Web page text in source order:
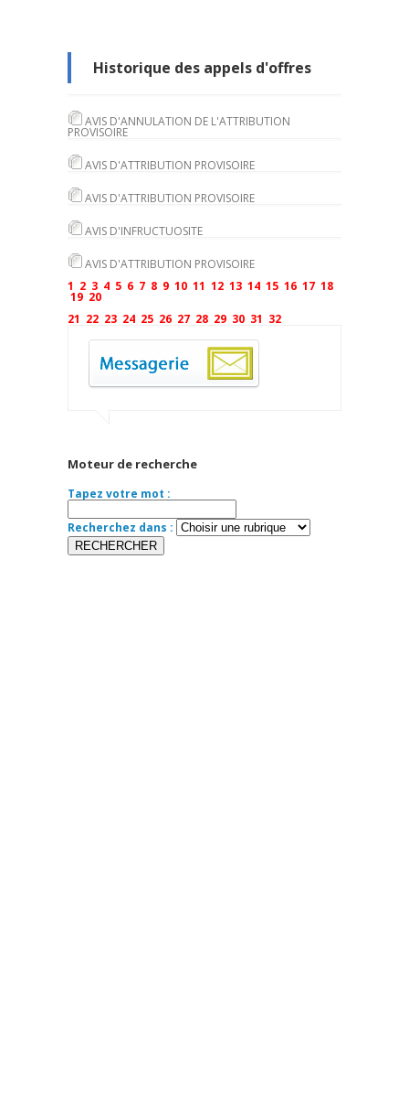
Historique des appels d'offres
AVIS D'ANNULATION DE L'ATTRIBUTION
PROVISOIRE
AVIS D'ATTRIBUTION PROVISOIRE
AVIS D'ATTRIBUTION PROVISOIRE
AVIS D'INFRUCTUOSITE
AVIS D'ATTRIBUTION PROVISOIRE
1 2 3 4 5 6 7 8 9 10 11 12 13 14 15 16 17 18
19 20
21 22 23 24 25 26 27 28 29 30 31 32
Moteur de recherche
Tapez votre mot :
Recherchez dans :